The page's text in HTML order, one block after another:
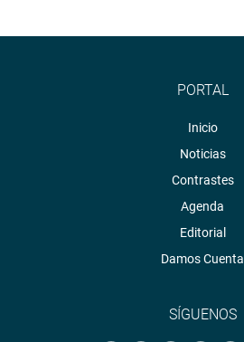
PORTAL
Inicio
Noticias
Contrastes
Agenda
Editorial
Damos Cuenta
SÍGUENOS